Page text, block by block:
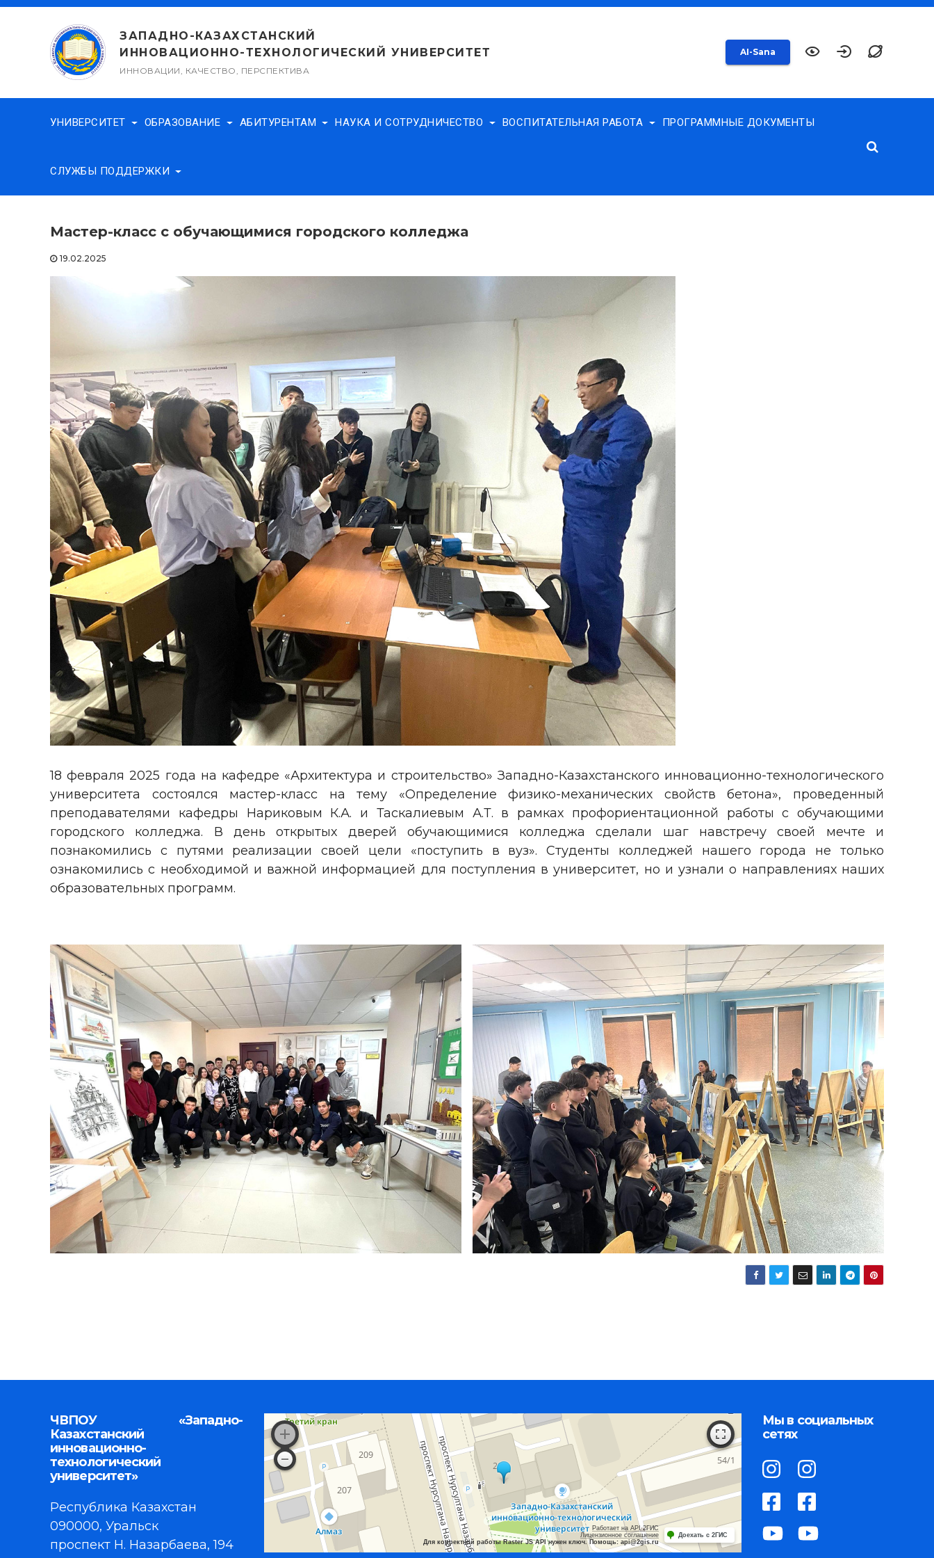
Перейти
содержимому
ЗАПАДНО-КАЗАХСТАНСКИЙ
ИННОВАЦИОННО-ТЕХНОЛОГИЧЕСКИЙ УНИВЕРСИТЕТ
ИННОВАЦИИ, КАЧЕСТВО, ПЕРСПЕКТИВА
AI-Sana
УНИВЕРСИТЕТ ОБРАЗОВАНИЕ АБИТУРЕНТАМ НАУКА И СОТРУДНИЧЕСТВО ВОСПИТАТЕЛЬНАЯ РАБОТА ПРОГРАММНЫЕ ДОКУМЕНТЫ
СЛУЖБЫ ПОДДЕРЖКИ
Мастер-класс с обучающимися городского колледжа
19.02.2025
18 февраля 2025 года на кафедре «Архитектура и строительство» Западно-Казахстанского инновационно-технологического
университета состоялся мастер-класс на тему «Определение физико-механических свойств бетона», проведенный
преподавателями кафедры Нариковым К.А. и Таскалиевым А.Т. в рамках профориентационной работы с обучающими
городского колледжа. В день открытых дверей обучающимися колледжа сделали шаг навстречу своей мечте и
познакомились с путями реализации своей цели «поступить в вуз». Студенты колледжей нашего города не только
ознакомились с необходимой и важной информацией для поступления в университет, но и узнали о направлениях наших
образовательных программ.
ЧВПОУ «Западно-
Казахстанский
инновационно-
технологический
университет»
Республика Казахстан
090000, Уральск
проспект Н. Назарбаева, 194
Работает на API 2ГИС
Лицензионное соглашение
Для корректной работы Raster JS API нужен ключ. Помощь: api@2gis.ru
Доехать с 2ГИС
Мы в социальных
сетях